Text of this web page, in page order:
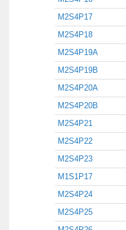
M2S4P17
M2S4P18
M2S4P19A
M2S4P19B
M2S4P20A
M2S4P20B
M2S4P21
M2S4P22
M2S4P23
M1S1P17
M2S4P24
M2S4P25